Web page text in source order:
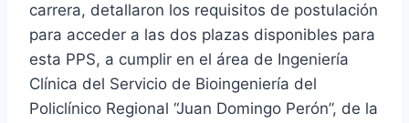
carrera, detallaron los requisitos de postulación
para acceder a las dos plazas disponibles para
esta PPS, a cumplir en el área de Ingeniería
Clínica del Servicio de Bioingeniería del
Policlínico Regional “Juan Domingo Perón”, de la